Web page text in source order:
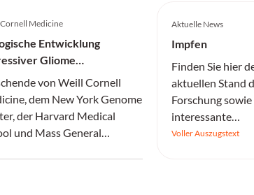
Medicine
Entwicklung
Gliome
von Weill Cornell
dem New York Genome
der Harvard Medical
und Mass General
Aktuelle News
Impfen
Finden Sie hier
aktuellen Stand
Forschung sowie
interessante
Informationen.
Voller Auszugstext